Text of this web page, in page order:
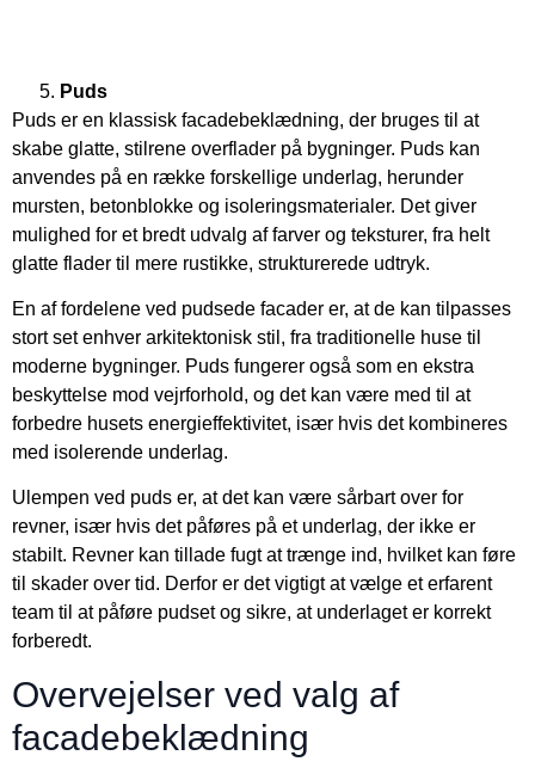
Puds
Puds er en klassisk facadebeklædning, der bruges til at
skabe glatte, stilrene overflader på bygninger. Puds kan
anvendes på en række forskellige underlag, herunder
mursten, betonblokke og isoleringsmaterialer. Det giver
mulighed for et bredt udvalg af farver og teksturer, fra helt
glatte flader til mere rustikke, strukturerede udtryk.
En af fordelene ved pudsede facader er, at de kan tilpasses
stort set enhver arkitektonisk stil, fra traditionelle huse til
moderne bygninger. Puds fungerer også som en ekstra
beskyttelse mod vejrforhold, og det kan være med til at
forbedre husets energieffektivitet, især hvis det kombineres
med isolerende underlag.
Ulempen ved puds er, at det kan være sårbart over for
revner, især hvis det påføres på et underlag, der ikke er
stabilt. Revner kan tillade fugt at trænge ind, hvilket kan føre
til skader over tid. Derfor er det vigtigt at vælge et erfarent
team til at påføre pudset og sikre, at underlaget er korrekt
forberedt.
Overvejelser ved valg af
facadebeklædning